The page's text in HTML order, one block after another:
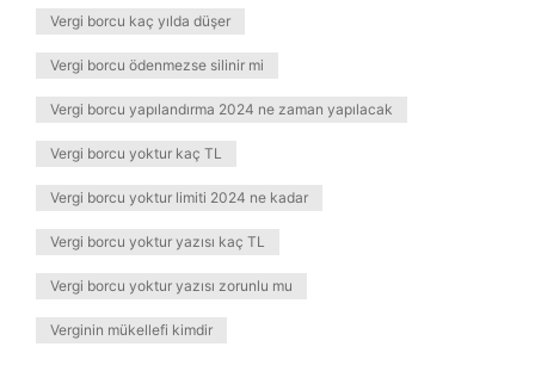
Vergi borcu kaç yılda düşer
Vergi borcu ödenmezse silinir mi
Vergi borcu yapılandırma 2024 ne zaman yapılacak
Vergi borcu yoktur kaç TL
Vergi borcu yoktur limiti 2024 ne kadar
Vergi borcu yoktur yazısı kaç TL
Vergi borcu yoktur yazısı zorunlu mu
Verginin mükellefi kimdir